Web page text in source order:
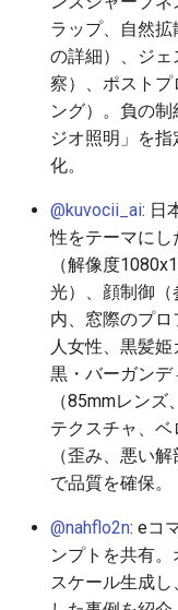
2026-06-02
2026-06-01
2026-05-31
2026-05-30
2026-05-29
2026-05-28
2026-05-27
2026-05-26
2026-05-25
2026-05-24
2026-05-23
2026-05-22
ラップ、自然
の詳細）、ジ
察）、ポストプ
ング）。負の
ジオ照明」を
化。
@kuvocii_ai: 日
性をテーマにし
（解像度
光）、顔制御
内、窓際のプ
人女性、黒髪姫
黒・バーガンデ
（85mmレン
テクスチャ、
（歪み、悪い
で品質を確保。
@nahflo2n: eコ
ンプトを共有
スケール生成